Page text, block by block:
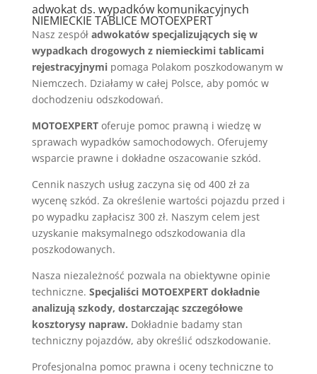
adwokat ds. wypadków komunikacyjnych
NIEMIECKIE TABLICE MOTOEXPERT
Nasz zespół adwokatów specjalizujących się w
wypadkach drogowych z niemieckimi tablicami
rejestracyjnymipomaga Polakom poszkodowanym w
Niemczech. Działamy w całej Polsce, aby pomóc w
dochodzeniu odszkodowań.
MOTOEXPERToferuje pomoc prawną i wiedzę w
sprawach wypadków samochodowych. Oferujemy
wsparcie prawne i dokładne oszacowanie szkód.
Cennik naszych usług zaczyna się od 400 zł za
wycenę szkód. Za określenie wartości pojazdu przed i
po wypadku zapłacisz 300 zł. Naszym celem jest
uzyskanie maksymalnego odszkodowania dla
poszkodowanych.
Nasza niezależność pozwala na obiektywne opinie
techniczne. Specjaliści MOTOEXPERT dokładnie
analizują szkody, dostarczając szczegółowe
kosztorysy napraw. Dokładnie badamy stan
techniczny pojazdów, aby określić odszkodowanie.
Profesjonalna pomoc prawna i oceny techniczne to